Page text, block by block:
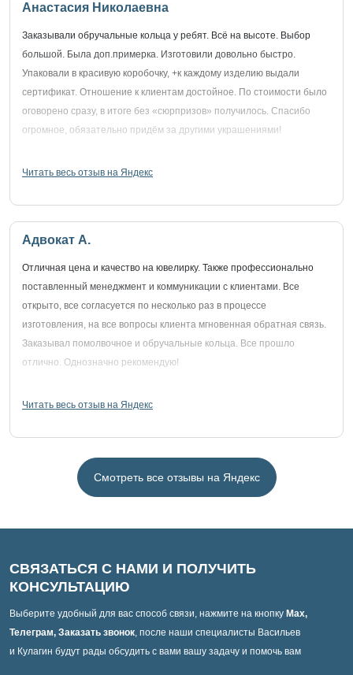
Анастасия Николаевна
Заказывали обручальные кольца у ребят. Всё на высоте. Выбор
большой. Была доп.примерка. Изготовили довольно быстро.
Упаковали в красивую коробочку, +к каждому изделию выдали
сертификат. Отношение к клиентам достойное. По стоимости было
оговорено сразу, в итоге без «сюрпризов» получилось. Спасибо
огромное, обязательно придём за другими украшениями!
Читать весь отзыв на Яндекс
Адвокат А.
Отличная цена и качество на ювелирку. Также профессионально
поставленный менеджмент и коммуникации с клиентами. Все
открыто, все согласуется по несколько раз в процессе
изготовления, на все вопросы клиента мгновенная обратная связь.
Заказывал помолвочное и обручальные кольца. Все прошло
отлично. Однозначно рекомендую!
Читать весь отзыв на Яндекс
Смотреть все отзывы на Яндекс
СВЯЗАТЬСЯ С НАМИ И ПОЛУЧИТЬ
КОНСУЛЬТАЦИЮ
Выберите удобный для вас способ связи, нажмите на кнопку Max,
Телеграм, Заказать звонок, после наши специалисты Васильев
и Кулагин будут рады обсудить с вами вашу задачу и помочь вам